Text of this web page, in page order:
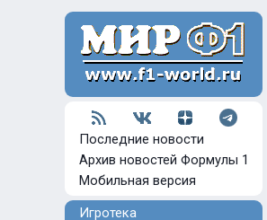
Последние новости
Архив новостей Формулы 1
Мобильная версия
Игротека